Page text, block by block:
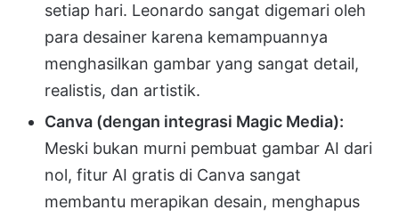
setiap hari. Leonardo sangat digemari oleh
para desainer karena kemampuannya
menghasilkan gambar yang sangat detail,
realistis, dan artistik.
Canva (dengan integrasi Magic Media):
Meski bukan murni pembuat gambar AI dari
nol, fitur AI gratis di Canva sangat
membantu merapikan desain, menghapus